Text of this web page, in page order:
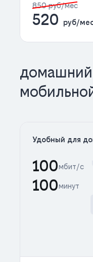
850 руб/мес
520 руб/
Удобный для
100мбит/с
100минут